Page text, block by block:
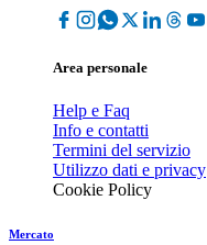
Area personale
Help e Faq
Info e contatti
Termini del servizio
Utilizzo dati e privacy
Cookie Policy
Mercato